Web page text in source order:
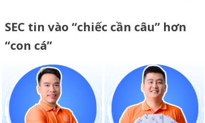
SEC tin vào “chiếc cần câu” hơn
“con cá”